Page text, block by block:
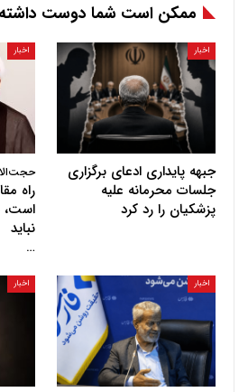
ممکن است شما دوست داشته
اخبار
جبهه پایداری ادعای برگزاری
جلسات محرمانه علیه
پزشکیان را رد کرد
اخبار
راه
است،
نباید
…
اخبار اخبار